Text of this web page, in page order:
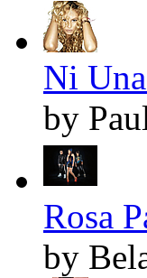
Ni
by
Rosa
by